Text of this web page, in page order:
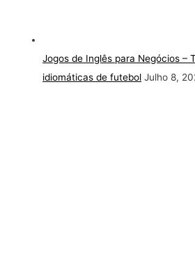
Jogos de Inglês para Negócios –
idiomáticas de futebol Julho 8,